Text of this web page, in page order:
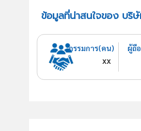
ข้อมูลที่น่าสนใจของ บริ
กรรมการ(คน)
xx
ผู้ถื